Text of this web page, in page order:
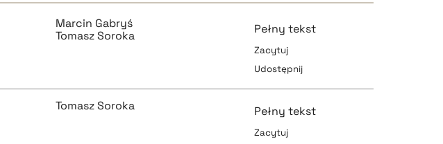
Marcin Gabryś
Tomasz Soroka
Pełny tekst
Zacytuj
Udostępnij
Tomasz Soroka Pełny tekst
Zacytuj